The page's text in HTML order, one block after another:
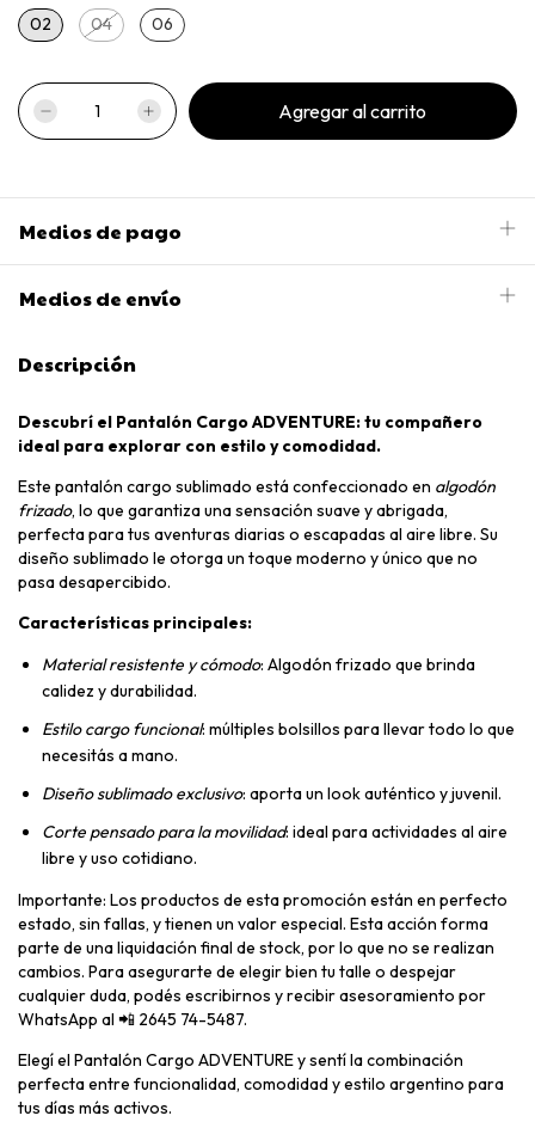
02 04 06
Medios de pago
Medios de envío
Descripción
Descubrí el Pantalón Cargo ADVENTURE: tu compañero
ideal para explorar con estilo y comodidad.
Este pantalón cargo sublimado está confeccionado en algodón
frizado, lo que garantiza una sensación suave y abrigada,
perfecta para tus aventuras diarias o escapadas al aire libre. Su
diseño sublimado le otorga un toque moderno y único que no
pasa desapercibido.
Características principales:
Material resistente y cómodo: Algodón frizado que brinda
calidez y durabilidad.
Estilo cargo funcional: múltiples bolsillos para llevar todo lo que
necesitás a mano.
Diseño sublimado exclusivo: aporta un look auténtico y juvenil.
Corte pensado para la movilidad: ideal para actividades al aire
libre y uso cotidiano.
Importante: Los productos de esta promoción están en perfecto
estado, sin fallas, y tienen un valor especial. Esta acción forma
parte de una liquidación final de stock, por lo que no se realizan
cambios. Para asegurarte de elegir bien tu talle o despejar
cualquier duda, podés escribirnos y recibir asesoramiento por
WhatsApp al 📲 2645 74-5487.
Elegí el Pantalón Cargo ADVENTURE y sentí la combinación
perfecta entre funcionalidad, comodidad y estilo argentino para
tus días más activos.